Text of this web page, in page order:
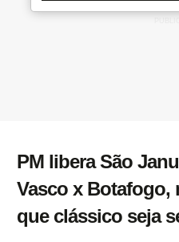
PM libera São
Vasco x Botafogo,
que clássico seja